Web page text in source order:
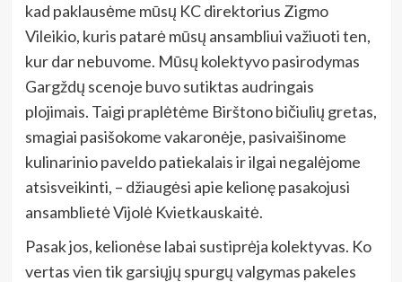
kad paklausėme mūsų KC direktorius Zigmo
Vileikio, kuris patarė mūsų ansambliui važiuoti ten,
kur dar nebuvome. Mūsų kolektyvo pasirodymas
Gargždų scenoje buvo sutiktas audringais
plojimais. Taigi praplėtėme Birštono bičiulių gretas,
smagiai pasišokome vakaronėje, pasivaišinome
kulinarinio paveldo patiekalais ir ilgai negalėjome
atsisveikinti, – džiaugėsi apie kelionę pasakojusi
ansamblietė Vijolė Kvietkauskaitė.
Pasak jos, kelionėse labai sustiprėja kolektyvas. Ko
vertas vien tik garsiųjų spurgų valgymas pakeles